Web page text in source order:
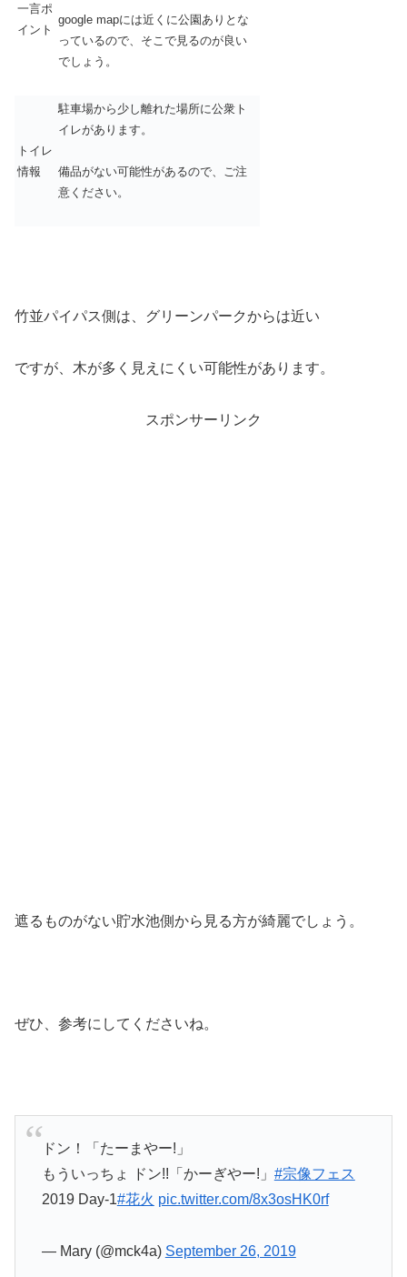
一言ポ
イント
google mapには近くに公園ありとな
っているので、そこで見るのが良い
でしょう。
トイレ
情報
駐車場から少し離れた場所に公衆ト
イレがあります。
備品がない可能性があるので、ご注
意ください。
竹並パイパス側は、グリーンパークからは近い
ですが、木が多く見えにくい可能性があります。
スポンサーリンク
遮るものがない貯水池側から見る方が綺麗でしょう。
ぜひ、参考にしてくださいね。
ドン！「たーまやー!」
もういっちょ ドン!!「かーぎやー!」 #宗像フェス
2019 Day-1#花火 pic.twitter.com/8x3osHK0rf
— Mary (@mck4a) September 26, 2019